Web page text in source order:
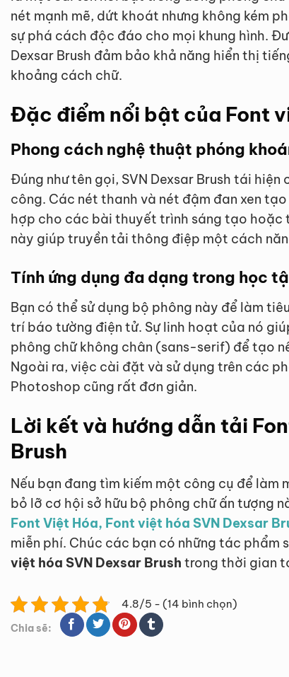
nét mạnh mẽ, dứt khoát nhưng không kém
sự phá cách độc đáo cho mọi khung hình.
Dexsar Brush đảm bảo khả năng hiển thị
khoảng cách chữ.
Đặc điểm nổi bật của Font
Phong cách nghệ thuật phóng
Đúng như tên gọi, SVN Dexsar Brush tái
công. Các nét thanh và nét đậm đan xen
hợp cho các bài thuyết trình sáng tạo hoặc
này giúp truyền tải thông điệp một cách
Tính ứng dụng đa dạng trong học
Bạn có thể sử dụng bộ phông này để làm
trí báo tường điện tử. Sự linh hoạt của nó
phông chữ không chân (sans-serif) để tạo
Ngoài ra, việc cài đặt và sử dụng trên các
Photoshop cũng rất đơn giản.
Lời kết và hướng dẫn tải
Brush
Nếu bạn đang tìm kiếm một công cụ để
bỏ lỡ cơ hội sở hữu bộ phông chữ ấn tượng
Font Việt Hóa, Font việt hóa SVN Dexsar
miễn phí. Chúc các bạn có những tác phẩm
việt hóa SVN Dexsar Brush trong thời gian
4.8/5 - (14 bình chọn)
Chia sẽ: